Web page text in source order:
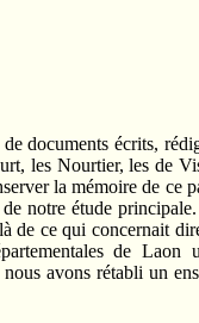
documents écrits,
les Nourtier, les de
la mémoire de ce
notre étude
de ce qui concernait
de
avons rétabli un